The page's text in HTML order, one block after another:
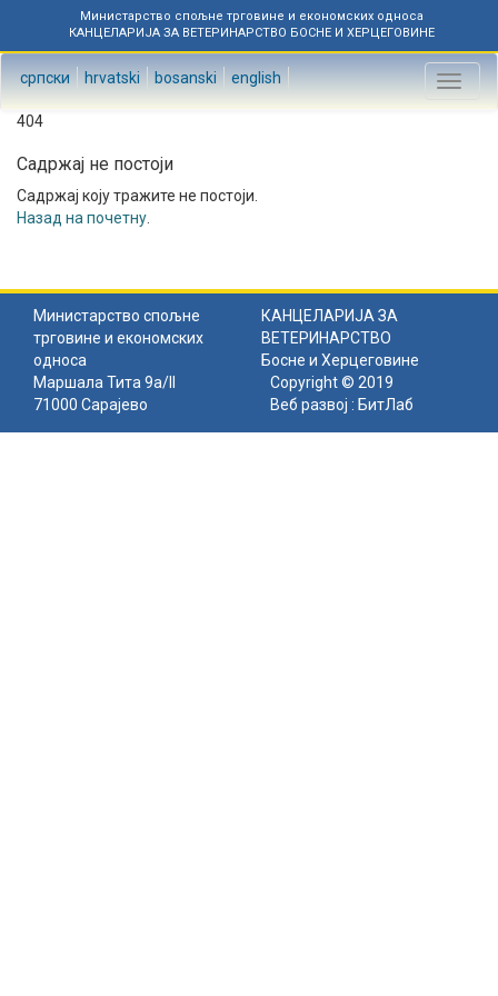
Министарство спољне трговине и економских односа
КАНЦЕЛАРИЈА ЗА ВЕТЕРИНАРСТВО БОСНЕ И ХЕРЦЕГОВИНЕ
српски hrvatski bosanski english
Toggle
404
Садржај не постоји
Садржај коју тражите не постоји.
Назад на почетну
Министарство спољне
трговине и економских
односа
КАНЦЕЛАРИЈА ЗА
ВЕТЕРИНАРСТВО
Босне и Херцеговине
Маршала Тита 9а/II
71000 Сарајево
Copyright © 2019
Веб развој : БитЛаб